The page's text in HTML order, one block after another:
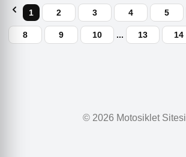
1 2 3 4 5
8 9 10 ... 13 14
© 2026 Motosiklet Sitesi